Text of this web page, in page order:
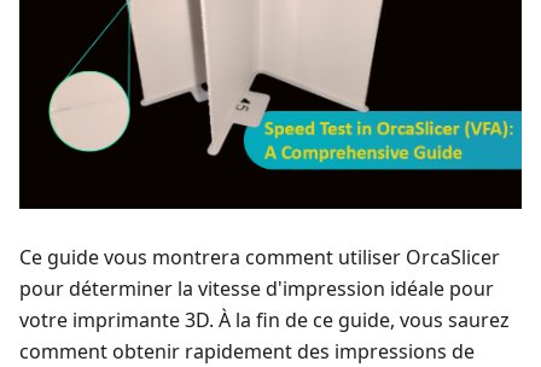
Ce guide vous montrera comment utiliser OrcaSlicer
pour déterminer la vitesse d'impression idéale pour
votre imprimante 3D. À la fin de ce guide, vous saurez
comment obtenir rapidement des impressions de